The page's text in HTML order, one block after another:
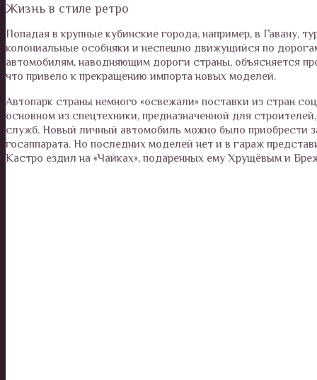
Жизнь в стиле ретро
Попадая в крупные кубинские города, например, в Гавану,
колониальные особняки и неспешно движущийся по
автомобилям, наводняющим дороги страны, объясняется
что привело к прекращению импорта новых моделей.
Автопарк страны немного «освежали» поставки из стран
основном из спецтехники, предназначенной для
служб. Новый личный автомобиль можно было приобрести
госаппарата. Но последних моделей нет и в гараж
Кастро ездил на «Чайках», подаренных ему Хрущёвым и